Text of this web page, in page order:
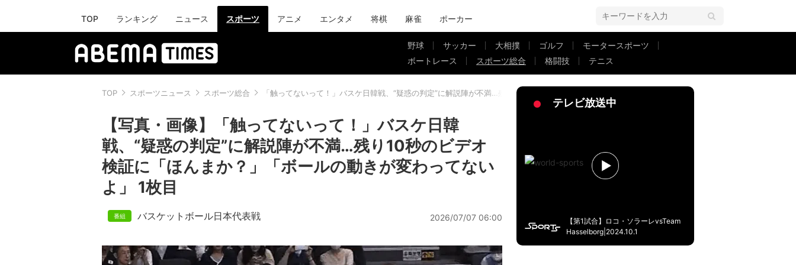
TOP ランキング ニュース スポーツ アニメ エンタメ 将棋 麻雀 ポーカー
野球 サッカー 大相撲 ゴルフ
モータースポーツ
ボートレース
スポーツ総合 格闘技 テニス
TOP スポーツニュース スポーツ総合 「触ってないって！」バスケ日韓戦、“疑惑の判定”に解説陣が不満…残り10秒のビデオ検証に「ほんまか？」「ボールの動きが変わってないよ」
【写真・画像】「触ってないって！」バスケ日韓
戦、“疑惑の判定”に解説陣が不満…残り10秒のビデオ
検証に「ほんまか？」「ボールの動きが変わってない
よ」 1枚目
バスケットボール日本代表戦 2026/07/07 06:00
テレビ放送中
【第1試合】ロコ・ソラーレvsTeam
Hasselborg|2024.10.1